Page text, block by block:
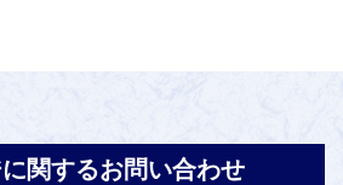
関するお問い合わせ